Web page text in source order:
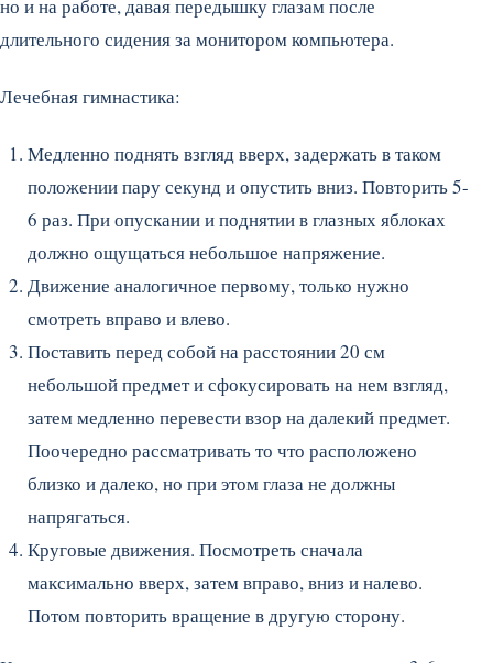
но и на работе, давая передышку глазам после
длительного сидения за монитором компьютера.
Лечебная гимнастика:
Медленно поднять взгляд вверх, задержать в таком
положении пару секунд и опустить вниз. Повторить 5-
6 раз. При опускании и поднятии в глазных яблоках
должно ощущаться небольшое напряжение.
Движение аналогичное первому, только нужно
смотреть вправо и влево.
Поставить перед собой на расстоянии 20 см
небольшой предмет и сфокусировать на нем взгляд,
затем медленно перевести взор на далекий предмет.
Поочередно рассматривать то что расположено
близко и далеко, но при этом глаза не должны
напрягаться.
Круговые движения. Посмотреть сначала
максимально вверх, затем вправо, вниз и налево.
Потом повторить вращение в другую сторону.